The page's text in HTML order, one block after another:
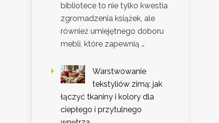
bibliotece to nie tylko kwestia
zgromadzenia książek, ale
również umiejętnego doboru
mebli, które zapewnią …
Warstwowanie
tekstyliów zimą: jak
łączyć tkaniny i kolory dla
ciepłego i przytulnego